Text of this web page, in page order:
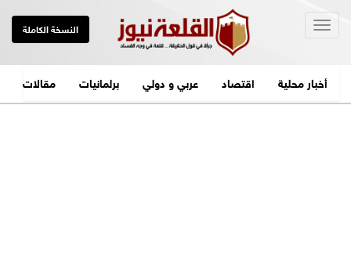
النسخة الكاملة
أخبار محلية اقتصاد عربي و دولي برلمانيات مقالات